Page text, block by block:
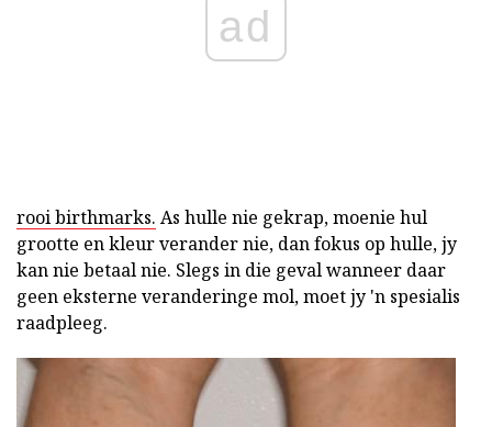
ad
rooi birthmarks. As hulle nie gekrap, moenie hul
grootte en kleur verander nie, dan fokus op hulle, jy
kan nie betaal nie. Slegs in die geval wanneer daar
geen eksterne veranderinge mol, moet jy 'n spesialis
raadpleeg.